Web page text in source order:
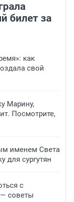
билет за
как
свой
Марину,
Посмотрите,
именем Света
для сургутян
с
советы